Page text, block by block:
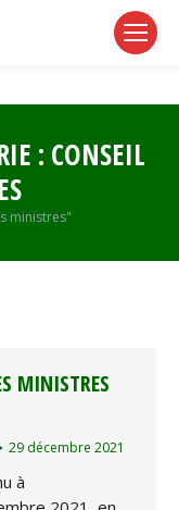
: CONSEIL
ministres"
MINISTRES
29 décembre 2021
à